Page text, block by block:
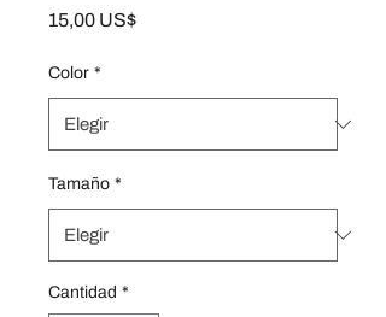
15,00 US$Precio
Color *
Tamaño *
Cantidad *